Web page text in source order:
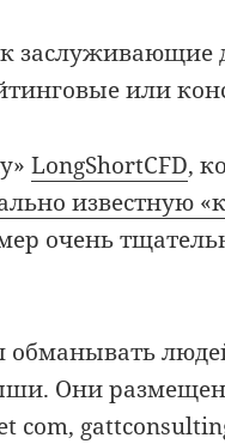
заслуживающие
или
LongShortCFD,
известную
очень
обманывать
Они
com,